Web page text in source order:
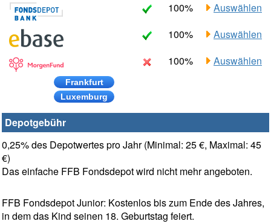
100%
Auswählen
100%
Auswählen
Frankfurt
Luxemburg
100% Auswählen
Depotgebühr
0,25% des Depotwertes pro Jahr (Minimal: 25 €, Maximal: 45
€)
Das einfache FFB Fondsdepot wird nicht mehr angeboten.
FFB Fondsdepot Junior: Kostenlos bis zum Ende des Jahres,
in dem das Kind seinen 18. Geburtstag feiert.